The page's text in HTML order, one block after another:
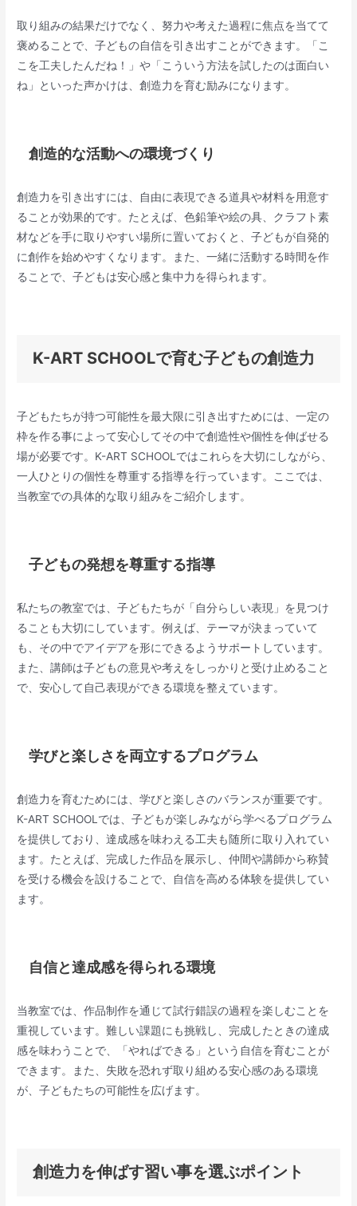
取り組みの結果だけでなく、努力や考えた過程に焦点を当てて
褒めることで、子どもの自信を引き出すことができます。「こ
こを工夫したんだね！」や「こういう方法を試したのは面白い
ね」といった声かけは、創造力を育む励みになります。
創造的な活動への環境づくり
創造力を引き出すには、自由に表現できる道具や材料を用意す
ることが効果的です。たとえば、色鉛筆や絵の具、クラフト素
材などを手に取りやすい場所に置いておくと、子どもが自発的
に創作を始めやすくなります。また、一緒に活動する時間を作
ることで、子どもは安心感と集中力を得られます。
K-ART SCHOOLで育む子どもの創造力
子どもたちが持つ可能性を最大限に引き出すためには、一定の
枠を作る事によって安心してその中で創造性や個性を伸ばせる
場が必要です。K-ART SCHOOLではこれらを大切にしながら、
一人ひとりの個性を尊重する指導を行っています。ここでは、
当教室での具体的な取り組みをご紹介します。
子どもの発想を尊重する指導
私たちの教室では、子どもたちが「自分らしい表現」を見つけ
ることも大切にしています。例えば、テーマが決まっていて
も、その中でアイデアを形にできるようサポートしています。
また、講師は子どもの意見や考えをしっかりと受け止めること
で、安心して自己表現ができる環境を整えています。
学びと楽しさを両立するプログラム
創造力を育むためには、学びと楽しさのバランスが重要です。
K-ART SCHOOLでは、子どもが楽しみながら学べるプログラム
を提供しており、達成感を味わえる工夫も随所に取り入れてい
ます。たとえば、完成した作品を展示し、仲間や講師から称賛
を受ける機会を設けることで、自信を高める体験を提供してい
ます。
自信と達成感を得られる環境
当教室では、作品制作を通じて試行錯誤の過程を楽しむことを
重視しています。難しい課題にも挑戦し、完成したときの達成
感を味わうことで、「やればできる」という自信を育むことが
できます。また、失敗を恐れず取り組める安心感のある環境
が、子どもたちの可能性を広げます。
創造力を伸ばす習い事を選ぶポイント